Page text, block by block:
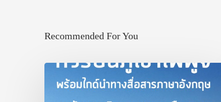
Recommended For You